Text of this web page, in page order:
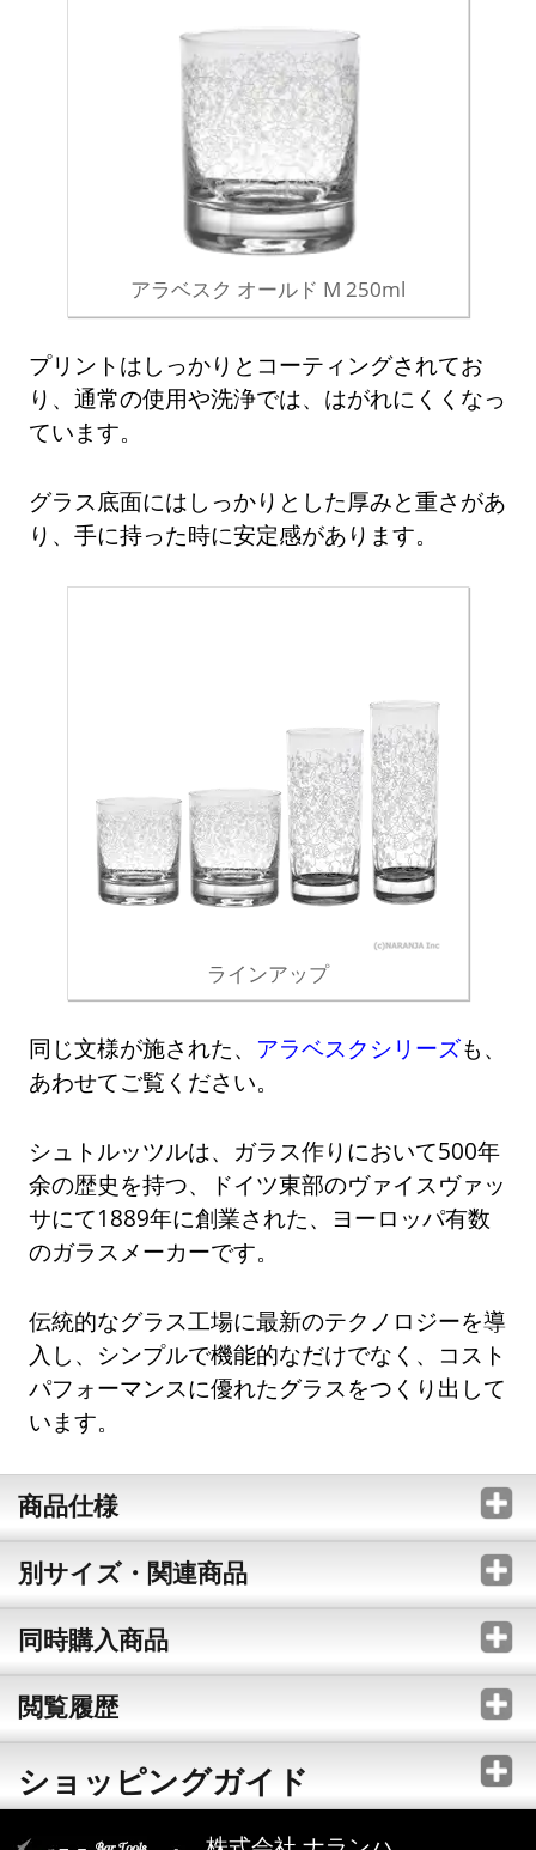
アラベスク オールド M 250ml
プリントはしっかりとコーティングされてお
り、通常の使用や洗浄では、はがれにくくなっ
ています。
グラス底面にはしっかりとした厚みと重さがあ
り、手に持った時に安定感があります。
ラインアップ
同じ文様が施された、 アラベスクシリーズも、
あわせてご覧ください。
シュトルッツルは、ガラス作りにおいて500年
余の歴史を持つ、ドイツ東部のヴァイスヴァッ
サにて1889年に創業された、ヨーロッパ有数
のガラスメーカーです。
伝統的なグラス工場に最新のテクノロジーを導
入し、シンプルで機能的なだけでなく、コスト
パフォーマンスに優れたグラスをつくり出して
います。
商品仕様
別サイズ・関連商品
同時購入商品
閲覧履歴
ショッピングガイド